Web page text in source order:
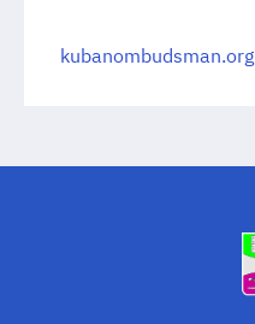
kubanombudsman.org